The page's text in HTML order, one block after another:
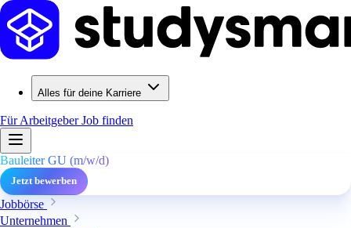
Alles für deine Karriere
Für ArbeitgeberJob finden
Bauleiter GU (m/w/d)
Jetzt bewerben
Jobbörse
Unternehmen